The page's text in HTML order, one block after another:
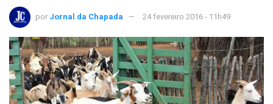
por Jornal da Chapada 24 fevereiro 2016 - 11h49